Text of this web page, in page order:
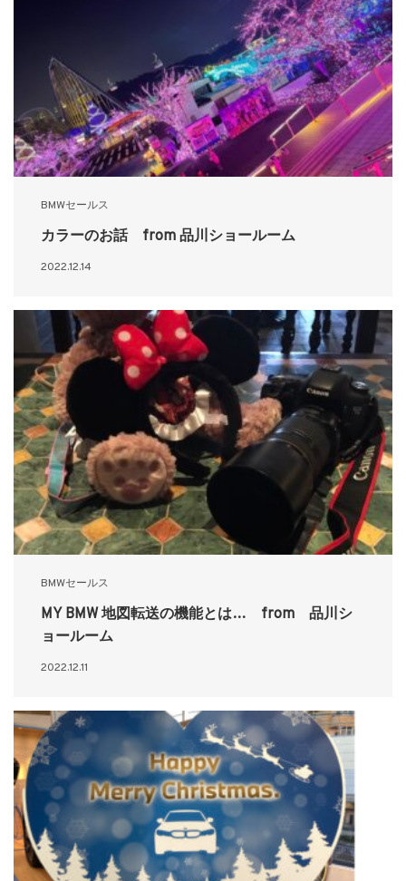
BMWセールス
カラーのお話 from 品川ショールーム
2022.12.14
BMWセールス
MY BMW 地図転送の機能とは… from 品川シ
ョールーム
2022.12.11